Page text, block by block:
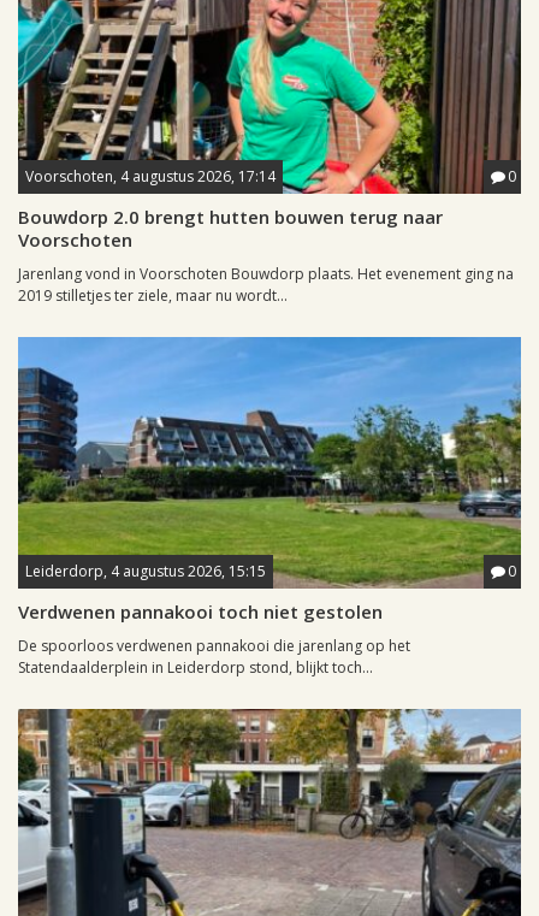
Voorschoten, 4 augustus 2026, 17:14 0
Bouwdorp 2.0 brengt hutten bouwen terug naar
Voorschoten
Jarenlang vond in Voorschoten Bouwdorp plaats. Het evenement ging na
2019 stilletjes ter ziele, maar nu wordt...
Leiderdorp, 4 augustus 2026, 15:15 0
Verdwenen pannakooi toch niet gestolen
De spoorloos verdwenen pannakooi die jarenlang op het
Statendaalderplein in Leiderdorp stond, blijkt toch...